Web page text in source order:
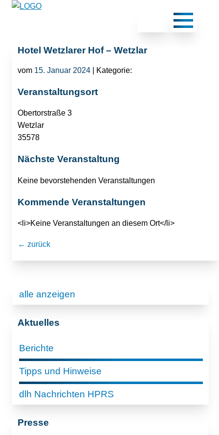
Hotel Wetzlarer Hof – Wetzlar
vom 15. Januar 2024 | Kategorie:
Veranstaltungsort
Obertorstraße 3
Wetzlar
35578
Nächste Veranstaltung
Keine bevorstehenden Veranstaltungen
Kommende Veranstaltungen
<li>Keine Veranstaltungen an diesem Ort</li>
← zurück
alle anzeigen
Aktuelles
Berichte
Tipps und Hinweise
dlh Nachrichten HPRS
Presse